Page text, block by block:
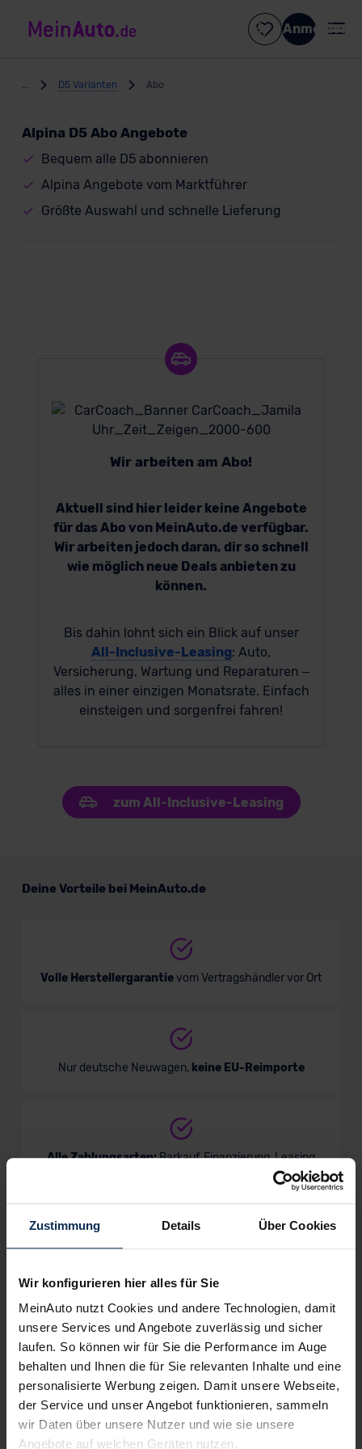
Zustimmung Details Über Cookies
Wir konfigurieren hier alles für Sie
MeinAuto nutzt Cookies und andere Technologien, damit
unsere Services und Angebote zuverlässig und sicher
laufen. So können wir für Sie die Performance im Auge
behalten und Ihnen die für Sie relevanten Inhalte und eine
personalisierte Werbung zeigen. Damit unsere Webseite,
der Service und unser Angebot funktionieren, sammeln
wir Daten über unsere Nutzer und wie sie unsere
Angebote auf welchen Geräten nutzen.
Anmelden
D5 Varianten Abo
Alpina D5 Abo Angebote
Bequem alle D5 abonnieren
Alpina Angebote vom Marktführer
Größte Auswahl und schnelle Lieferung
Wir arbeiten am Abo!
Aktuell sind hier leider keine Angebote
für das Abo von MeinAuto.de verfügbar.
Wir arbeiten jedoch daran, dir so schnell
wie möglich neue Deals anbieten zu
können.
Bis dahin lohnt sich ein Blick auf unser
All-Inclusive-Leasing: Auto,
Versicherung, Wartung und Reparaturen –
alles in einer einzigen Monatsrate. Einfach
einsteigen und sorgenfrei fahren!
zum All-Inclusive-Leasing
Deine Vorteile bei MeinAuto.de
Volle Herstellergarantievom Vertragshändler vor Ort
Nur deutsche Neuwagen, keine EU-Reimporte
Alle Zahlungsarten:Barkauf, Finanzierung, Leasing
Keine Kosten:
Wir sind stolz auf eine hohe
Kundenzufriedenheit!
MeinAuto.de hat langjährige Erfahrungen auf dem
Neuwagenmarkt in Deutschland. Unsere Kunden haben
dadurch ihr Wunschauto zum Top-Rabatt erhalten und